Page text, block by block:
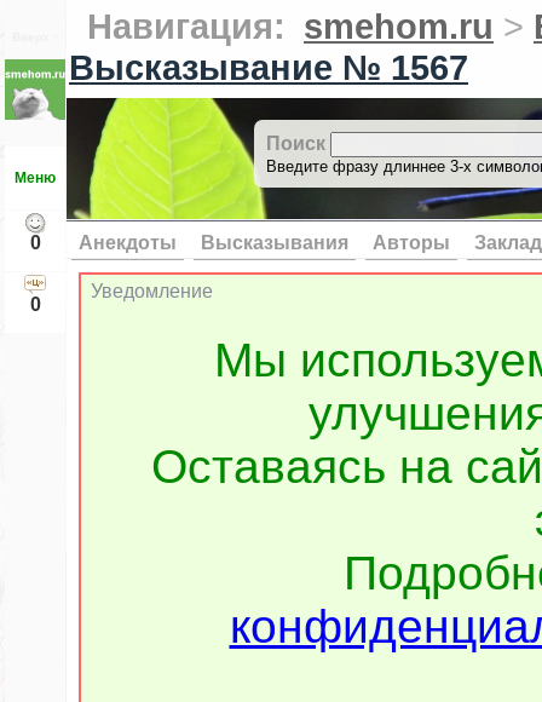
Меню
0
0
Навигация: smehom.ru >
Высказывание № 1567
Поиск
Введите фразу длиннее 3-х
Анекдоты Высказывания Авторы
Уведомление
Мы
Оставаясь на